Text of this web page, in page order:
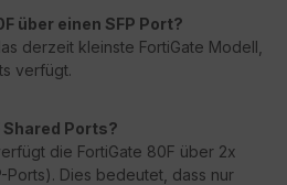
über einen SFP Port?
derzeit kleinste FortiGate Modell,
verfügt.
Ports?
die FortiGate 80F über 2x
Ports). Dies bedeutet, dass nur